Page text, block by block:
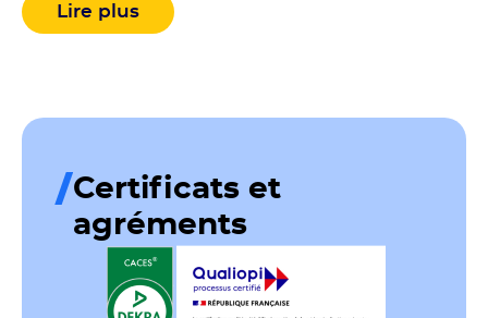
travail en hauteur, soulignant l’importance de
la formation pour protéger contre les
Lire plus
Certificats et
agréments